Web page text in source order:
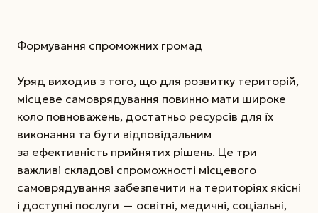
Формування спроможних громад
Уряд виходив з того, що для розвитку територій,
місцеве самоврядування повинно мати широке
коло повноважень, достатньо ресурсів для їх
виконання та бути відповідальним
за ефективність прийнятих рішень. Це три
важливі складові спроможності місцевого
самоврядування забезпечити на територіях якісні
і доступні послуги — освітні, медичні, соціальні,